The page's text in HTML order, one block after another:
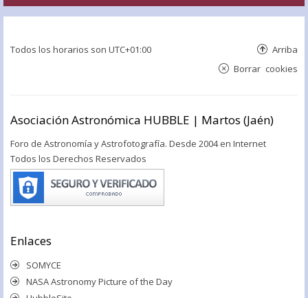
Todos los horarios son UTC+01:00 Arriba
Borrar cookies
Asociación Astronómica HUBBLE | Martos (Jaén)
Foro de Astronomía y Astrofotografía. Desde 2004 en Internet
Todos los Derechos Reservados
Enlaces
SOMYCE
NASA Astronomy Picture of the Day